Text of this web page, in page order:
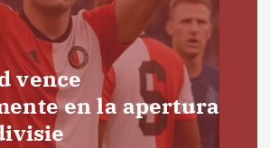
vence
en la apertura